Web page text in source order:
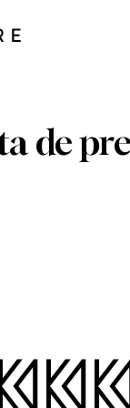
de
de